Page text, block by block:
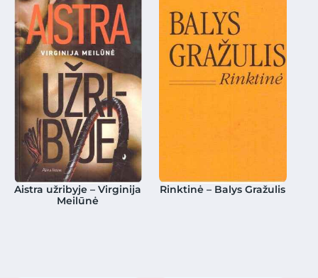
Aistra užribyje – Virginija
Meilūnė
Rinktinė – Balys Gražulis